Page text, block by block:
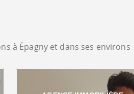
à Épagny et dans ses environs